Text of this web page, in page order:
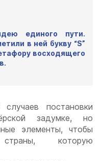
единого пути.
в ней букву “S”
восходящего
постановки
задумке, но
элементы, чтобы
которую